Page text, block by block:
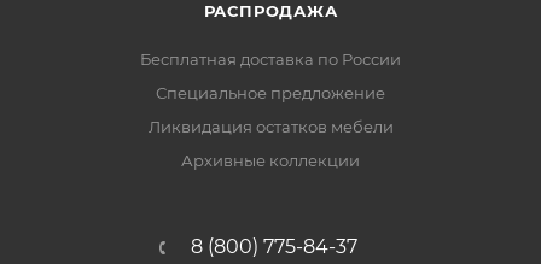
РАСПРОДАЖА
Бесплатная доставка по России
Специальное предложение
Ликвидация остатков мебели
Архивные коллекции
8 (800) 775-84-37